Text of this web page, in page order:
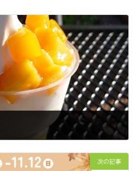
次の記事